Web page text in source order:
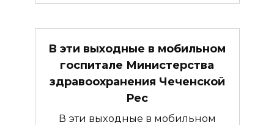
В эти выходные в мобильном
госпитале Министерства
здравоохранения Чеченской
Рес
В эти выходные в мобильном